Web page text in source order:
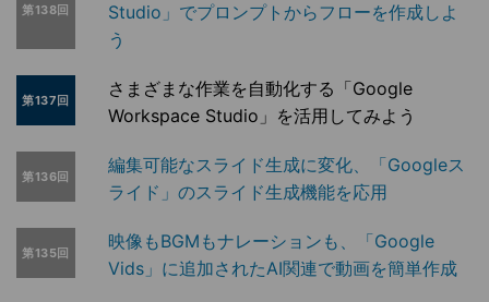
第138回
Studio」でプロンプトからフローを作成しよ
う
第137回
さまざまな作業を自動化する「Google
Workspace Studio」を活用してみよう
第136回
編集可能なスライド生成に変化、「Googleス
ライド」のスライド生成機能を応用
第135回
映像もBGMもナレーションも、「Google
Vids」に追加されたAI関連で動画を簡単作成